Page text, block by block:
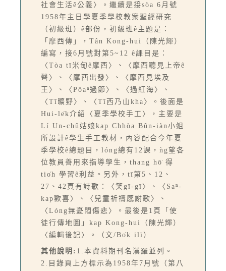
社會生活ê公義〉。繼續是接sòa 6月號
1958年主日學夏季學校教案聖經研究
（初級班）ê部份，初級班ê主題是：
「摩西傳」，Tân Kong-hui（陳光輝）
編寫，接6月號對第5~12 ê課目是：
〈Tòa tī米甸ê摩西〉、〈摩西聽見上帝ê
聲〉、〈摩西出發〉、〈摩西見埃及
王〉、〈Pôaⁿ過節〉、〈過紅海〉、
〈Tī曠野〉、〈Tī西乃山kha〉。後面是
Hui-le̍k介紹〈夏季學校手工〉，主要是
Lí Un-chû姑娘kap Chhòa Bûn-iàn小姐
所設計ê學生手工教材，內容配合今年夏
季學校ê總題目，lóng總有12課，ǹg望各
位教員善用來指導學生，thang hō͘ 得
tio̍h 學習ê利益。另外，tī第5、12、
27、42頁有詩歌：〈笑gī-gī〉、〈Saⁿ-
kap歡喜〉、〈兒童祈禱感謝歌〉、
〈Lóng無憂悶傷悲〉。最後是1頁「使
徒行傳地圖」kap Kong-hui（陳光輝）
〈編輯後記〉。（文/Bo̍k ilī）
其他說明: 1.本資料期刊名漢羅並列。
2.目錄頁上方標示為1958年7月號（第八